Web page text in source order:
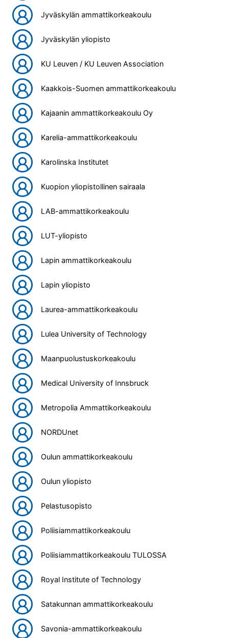
Jyväskylän ammattikorkeakoulu
Jyväskylän yliopisto
KU Leuven / KU Leuven Association
Kaakkois-Suomen ammattikorkeakoulu
Kajaanin ammattikorkeakoulu Oy
Karelia-ammattikorkeakoulu
Karolinska Institutet
Kuopion yliopistollinen sairaala
LAB-ammattikorkeakoulu
LUT-yliopisto
Lapin ammattikorkeakoulu
Lapin yliopisto
Laurea-ammattikorkeakoulu
Lulea University of Technology
Maanpuolustuskorkeakoulu
Medical University of Innsbruck
Metropolia Ammattikorkeakoulu
NORDUnet
Oulun ammattikorkeakoulu
Oulun yliopisto
Pelastusopisto
Poliisiammattikorkeakoulu
Poliisiammattikorkeakoulu TULOSSA
Royal Institute of Technology
Satakunnan ammattikorkeakoulu
Savonia-ammattikorkeakoulu